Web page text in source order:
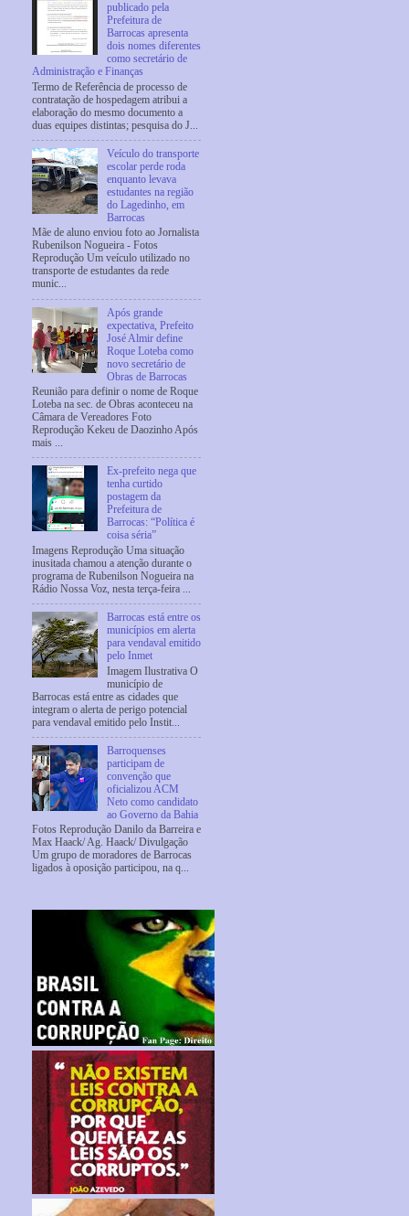
publicado pela
Prefeitura de
Barrocas apresenta
dois nomes diferentes
como secretário de
Administração e Finanças
Termo de Referência de processo de
contratação de hospedagem atribui a
elaboração do mesmo documento a
duas equipes distintas; pesquisa do J...
Veículo do transporte
escolar perde roda
enquanto levava
estudantes na região
do Lagedinho, em
Barrocas
Mãe de aluno enviou foto ao Jornalista
Rubenilson Nogueira - Fotos
Reprodução Um veículo utilizado no
transporte de estudantes da rede
munic...
Após grande
expectativa, Prefeito
José Almir define
Roque Loteba como
novo secretário de
Obras de Barrocas
Reunião para definir o nome de Roque
Loteba na sec. de Obras aconteceu na
Câmara de Vereadores Foto
Reprodução Kekeu de Daozinho Após
mais ...
Ex-prefeito nega que
tenha curtido
postagem da
Prefeitura de
Barrocas: “Política é
coisa séria”
Imagens Reprodução Uma situação
inusitada chamou a atenção durante o
programa de Rubenilson Nogueira na
Rádio Nossa Voz, nesta terça-feira ...
Barrocas está entre os
municípios em alerta
para vendaval emitido
pelo Inmet
Imagem Ilustrativa O
município de
Barrocas está entre as cidades que
integram o alerta de perigo potencial
para vendaval emitido pelo Instit...
Barroquenses
participam de
convenção que
oficializou ACM
Neto como candidato
ao Governo da Bahia
Fotos Reprodução Danilo da Barreira e
Max Haack/ Ag. Haack/ Divulgação
Um grupo de moradores de Barrocas
ligados à oposição participou, na q...